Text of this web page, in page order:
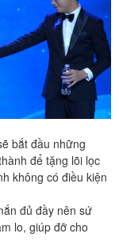
bắt đầu những
để tặng lõi lọc
không có điều kiện
đủ đầy nên sứ
lo, giúp đỡ cho